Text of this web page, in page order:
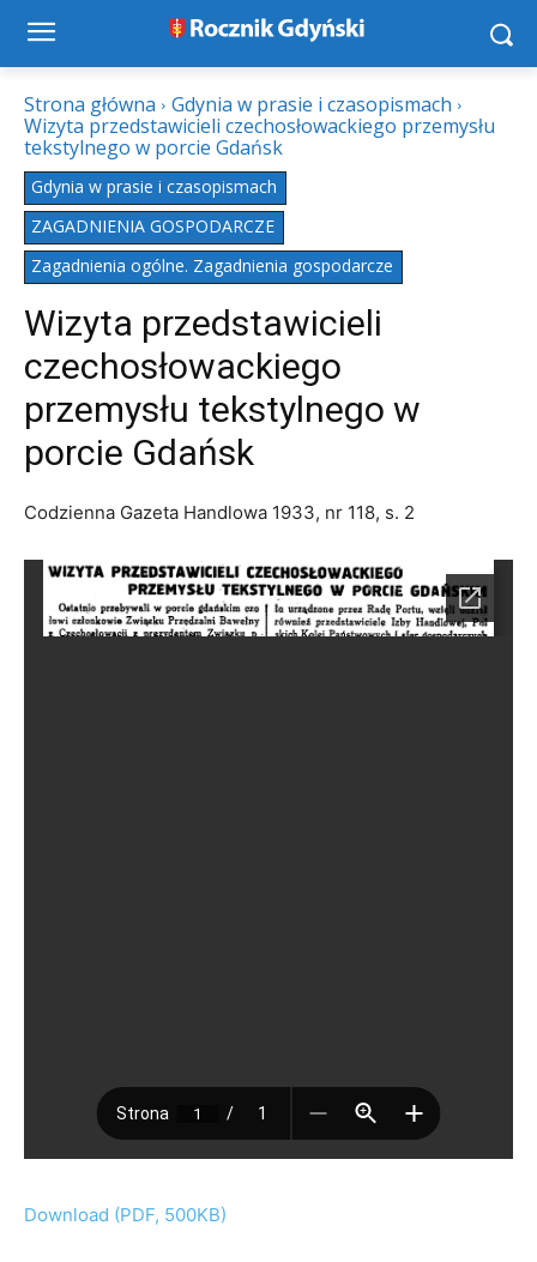
Strona główna
Gdynia w prasie i czasopismach
Wizyta przedstawicieli czechosłowackiego przemysłu
tekstylnego w porcie Gdańsk
Gdynia w prasie i czasopismach
ZAGADNIENIA GOSPODARCZE
Zagadnienia ogólne. Zagadnienia gospodarcze
Wizyta przedstawicieli
czechosłowackiego
przemysłu tekstylnego w
porcie Gdańsk
Codzienna Gazeta Handlowa 1933, nr 118, s. 2
Download (PDF, 500KB)